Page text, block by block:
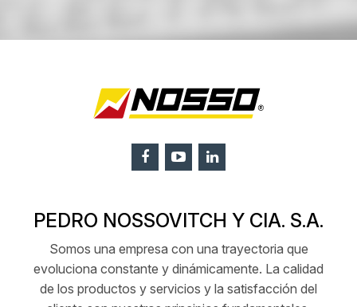
PEDRO NOSSOVITCH Y CIA. S.A.
Somos una empresa con una trayectoria que
evoluciona constante y dinámicamente. La calidad
de los productos y servicios y la satisfacción del